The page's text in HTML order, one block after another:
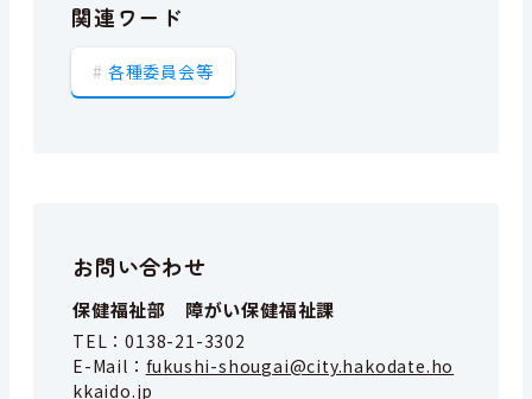
関連ワード
各種委員会等
お問い合わせ
保健福祉部 障がい保健福祉課
TEL：0138-21-3302
E-Mail： fukushi-shougai@city.hakodate.ho
kkaido.jp